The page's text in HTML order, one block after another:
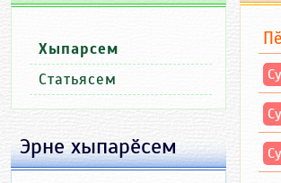
Хыпарсем
Статьясем
Эрне хыпарӗсем